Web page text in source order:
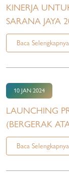
KINERJA
SARANA JAYA
Baca Selengkapnya
10 JAN 2024
LAUNCHING
(BERGERAK
Baca Selengkapnya